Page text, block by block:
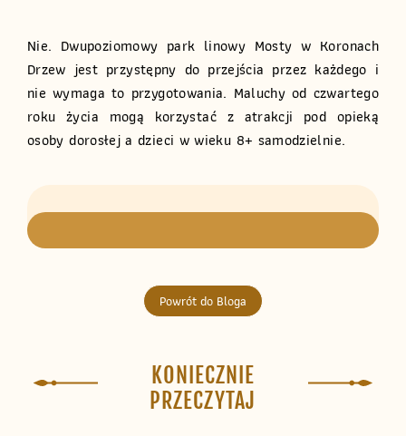
Nie. Dwupoziomowy park linowy Mosty w Koronach
Drzew jest przystępny do przejścia przez każdego i
nie wymaga to przygotowania. Maluchy od czwartego
roku życia mogą korzystać z atrakcji pod opieką
osoby dorosłej a dzieci w wieku 8+ samodzielnie.
Powrót do Bloga
KONIECZNIE
PRZECZYTAJ